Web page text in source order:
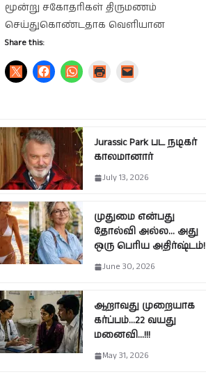
மூன்று சகோதரிகள் திருமணம்
செய்துகொண்டதாக வெளியான
Share this:
Jurassic Park பட நடிகர்
காலமானார்
July 13, 2026
முதுமை என்பது
தோல்வி அல்ல… அது
ஒரு பெரிய அதிர்ஷ்டம்!
June 30, 2026
ஆறாவது முறையாக
கர்ப்பம்…22 வயது
மனைவி…!!!
May 31, 2026